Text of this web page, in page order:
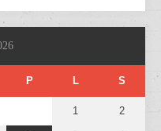
P L S
1 2